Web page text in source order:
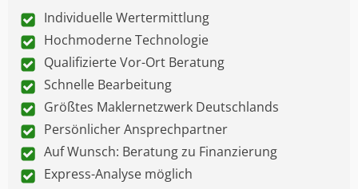
Individuelle Wertermittlung
Hochmoderne Technologie
Qualifizierte Vor-Ort Beratung
Schnelle Bearbeitung
Größtes Maklernetzwerk Deutschlands
Persönlicher Ansprechpartner
Auf Wunsch: Beratung zu Finanzierung
Express-Analyse möglich